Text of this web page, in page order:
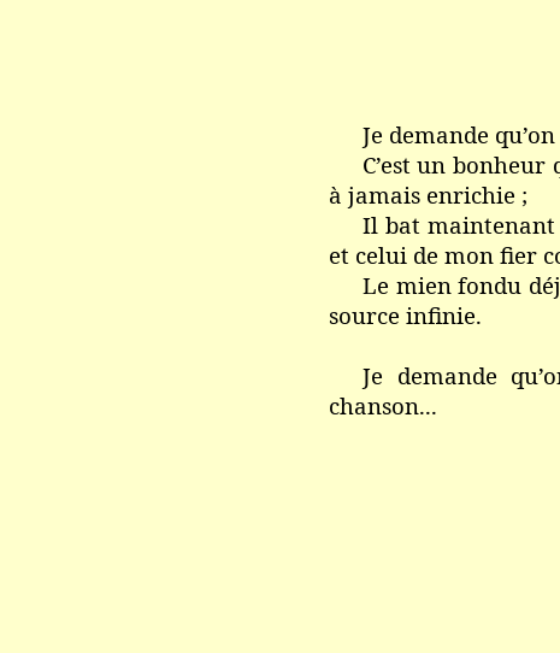
Je demande
C’est un
à jamais enrichie ;
Il bat maintenant
et celui de mon fier
Le mien fondu
source infinie.
Je demande
chanson...